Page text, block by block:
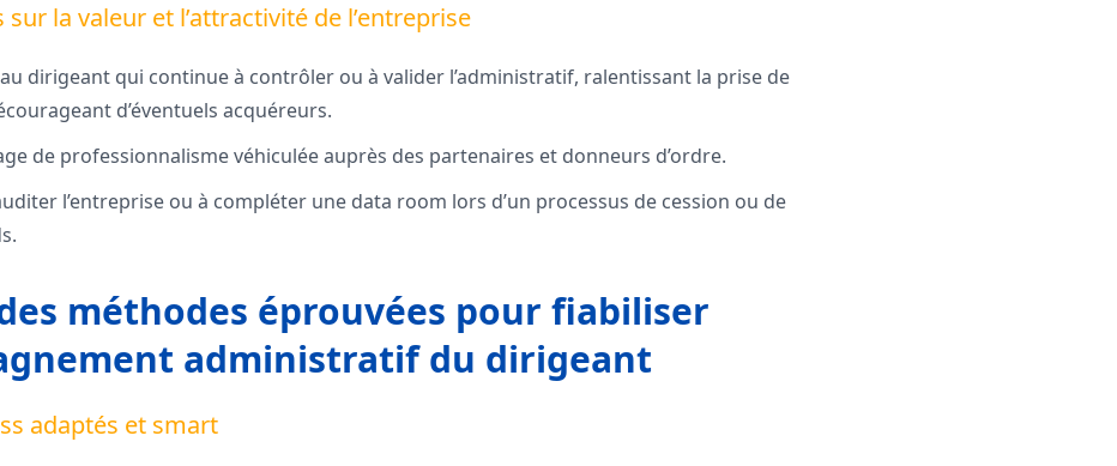
la valeur et l’attractivité de l’entreprise
dirigeant qui continue à contrôler ou à valider l’administratif, ralentissant la prise de
d’éventuels acquéreurs.
de professionnalisme véhiculée auprès des partenaires et donneurs d’ordre.
l’entreprise ou à compléter une data room lors d’un processus de cession ou de
méthodes éprouvées pour fiabiliser
administratif du dirigeant
adaptés et smart